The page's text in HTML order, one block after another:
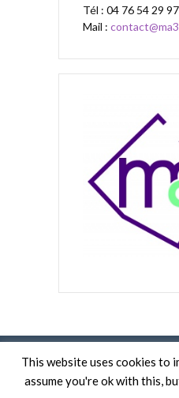
Tél : 04 76 54 29 97
Mail :
UN SITE CRÉÉ
CRÉDITS PHOTOS : LAURE TONIN
This website uses cookies to
assume you're ok with this,